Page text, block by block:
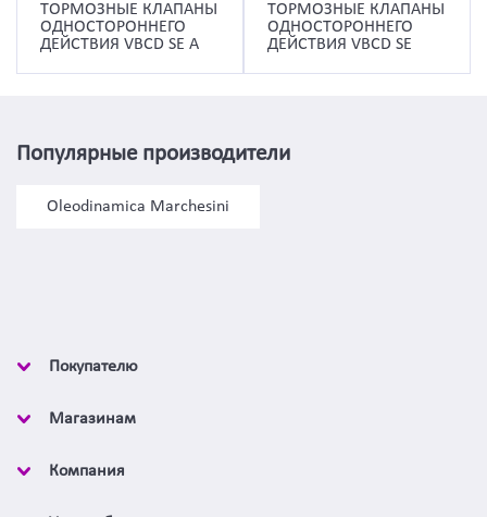
ТОРМОЗНЫЕ КЛАПАНЫ
ОДНОСТОРОННЕГО
ДЕЙСТВИЯ VBCD SE A
ТОРМОЗНЫЕ КЛАПАНЫ
ОДНОСТОРОННЕГО
ДЕЙСТВИЯ VBCD SE
Популярные производители
Oleodinamica Marchesini
Покупателю
Магазинам
Компания